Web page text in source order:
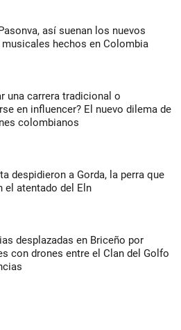
así suenan los nuevos
musicales hechos en Colombia
una carrera tradicional o
en influencer? El nuevo dilema de
colombianos
despidieron a Gorda, la perra que
el atentado del Eln
desplazadas en Briceño por
con drones entre el Clan del Golfo